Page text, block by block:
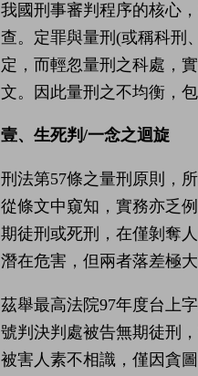
我國刑事審判程序的核心
查。定罪與量刑(或稱科刑
定，而輕忽量刑之科處，
文。因此量刑之不均衡，
壹、生死判/一念之迴旋
刑法第57條之量刑原則，
從條文中窺知，實務亦乏
期徒刑或死刑，在僅剝奪
潛在危害，但兩者落差極
茲舉最高法院97年度台上
號判決判處被告無期徒刑
被害人素不相識，僅因貪